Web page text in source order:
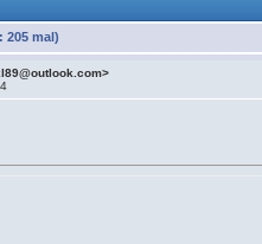
205 mal)